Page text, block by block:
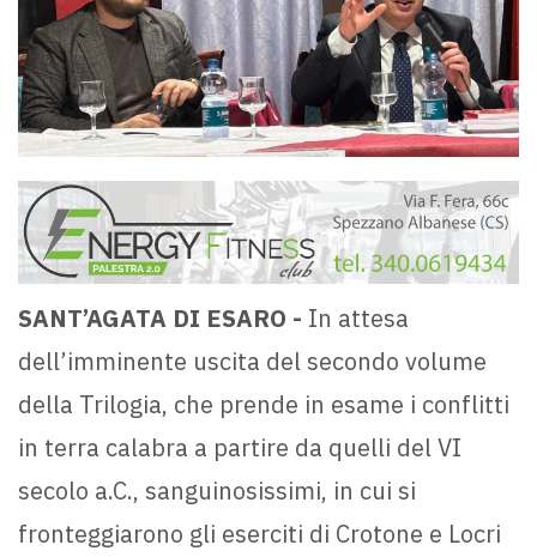
SANT’AGATA DI ESARO - In attesa
dell’imminente uscita del secondo volume
della Trilogia, che prende in esame i conflitti
in terra calabra a partire da quelli del VI
secolo a.C., sanguinosissimi, in cui si
fronteggiarono gli eserciti di Crotone e Locri